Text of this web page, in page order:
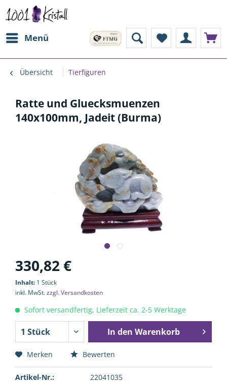
Menü
Übersicht Tierfiguren
Ratte und Gluecksmuenzen
140x100mm, Jadeit (Burma)
330,82 €
Inhalt: 1 Stück
inkl. MwSt.zzgl. Versandkosten
Sofort versandfertig, Lieferzeit ca. 2-5 Werktage
In den Warenkorb
Merken Bewerten
Artikel-Nr.:
22041035